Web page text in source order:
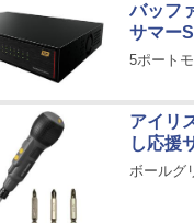
バッフ
サマー
5ポート
アイリ
し応援
ボールグ